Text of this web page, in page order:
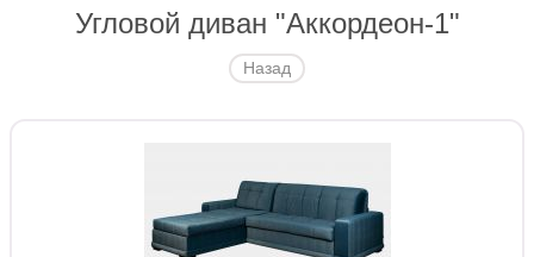
Угловой диван "Аккордеон-1"